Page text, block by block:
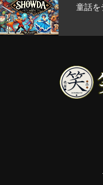
童話を